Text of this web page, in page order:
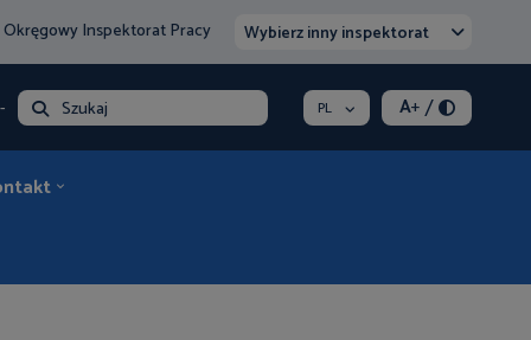
Inspektorat Pracy Wybierz inny inspektorat
Szukaj PL A+/